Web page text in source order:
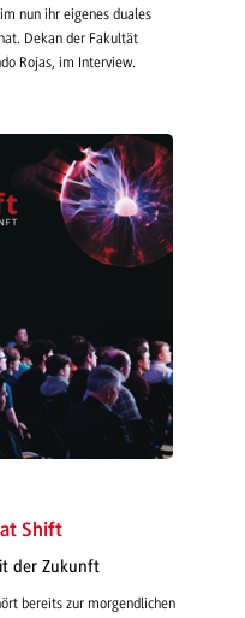
nun ihr eigenes duales
Dekan der Fakultät
Rojas, im Interview.
Shift
der Zukunft
bereits zur morgendlichen